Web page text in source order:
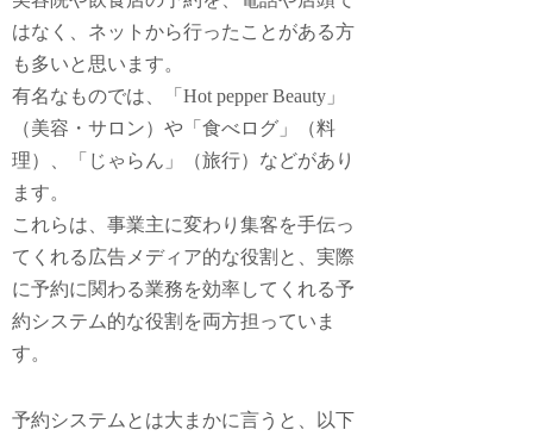
はなく、ネットから行ったことがある方
も多いと思います。
有名なものでは、「Hot pepper Beauty」
（美容・サロン）や「食べログ」（料
理）、「じゃらん」（旅行）などがあり
ます。
これらは、事業主に変わり集客を手伝っ
てくれる広告メディア的な役割と、実際
に予約に関わる業務を効率してくれる予
約システム的な役割を両方担っていま
す。
予約システムとは大まかに言うと、以下